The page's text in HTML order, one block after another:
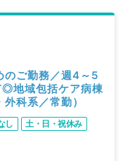
せ下さい。
のご勤務／週4～5
◎地域包括ケア病棟
科系／常勤）
し
土・日・祝休み